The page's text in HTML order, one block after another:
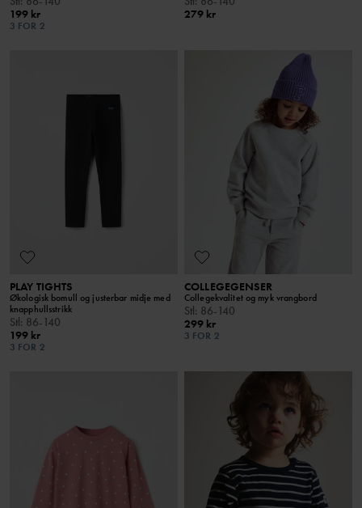
199 kr
3 FOR 2
279 kr
PLAY TIGHTS
Økologisk bomull og justerbar midje med
knapphullsstrikk
Stl: 86-140
199 kr
3 FOR 2
COLLEGEGENSER
Collegekvalitet og myk vrangbord
Stl: 86-140
299 kr
3 FOR 2